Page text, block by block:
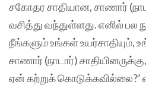
சகோதர சாதியான, சாணார்
வசித்து வந்துள்ளது. எனில் பல
நீங்களும் உங்கள் உயர்சாதியும்,
சாணார் (நாடார்)
ஏன் கற்றுக் கொடுக்கவில்லை?’